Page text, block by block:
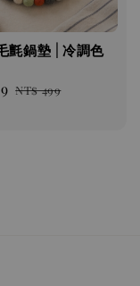
氈鍋墊 | 冷調色
Regular
NT$ 499